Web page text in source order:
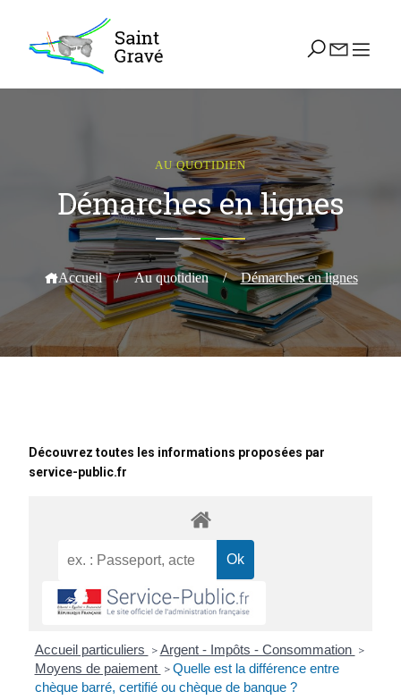
AU QUOTIDIEN
Démarches en lignes
Accueil / Au quotidien / Démarches en lignes
Découvrez toutes les informations proposées par
service-public.fr
Accueil particuliers > Argent - Impôts - Consommation >
Moyens de paiement > Quelle est la différence entre
chèque barré, certifié ou chèque de banque ?